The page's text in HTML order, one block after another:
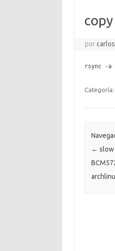
por
rsync -a
Categoría:
← slow